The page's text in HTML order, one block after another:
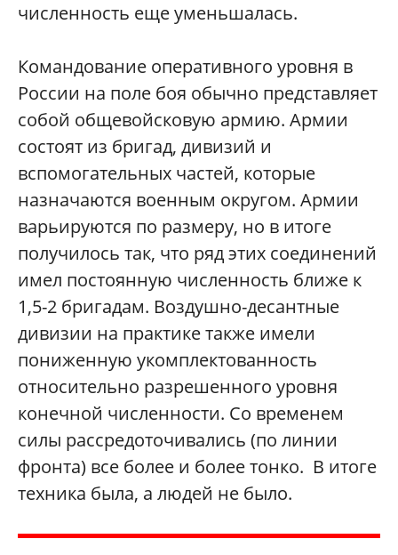
численность еще уменьшалась.
Командование оперативного уровня в
России на поле боя обычно представляет
собой общевойсковую армию. Армии
состоят из бригад, дивизий и
вспомогательных частей, которые
назначаются военным округом. Армии
варьируются по размеру, но в итоге
получилось так, что ряд этих соединений
имел постоянную численность ближе к
1,5-2 бригадам. Воздушно-десантные
дивизии на практике также имели
пониженную укомплектованность
относительно разрешенного уровня
конечной численности. Со временем
силы рассредоточивались (по линии
фронта) все более и более тонко. В итоге
техника была, а людей не было.